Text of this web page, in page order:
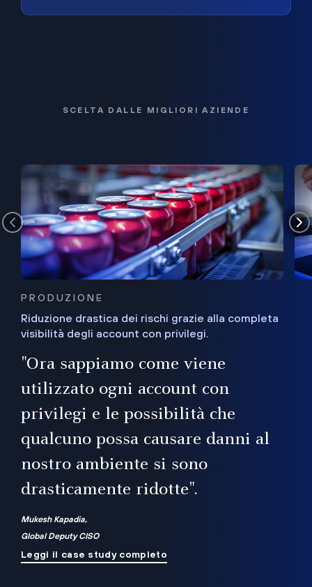
SCELTA DALLE MIGLIORI AZIENDE
PRODUZIONE
Riduzione drastica dei rischi grazie alla completa
visibilità degli account con privilegi.
"Ora sappiamo come viene
utilizzato ogni account con
privilegi e le possibilità che
qualcuno possa causare danni al
nostro ambiente si sono
drasticamente ridotte".
Mukesh Kapadia,
Global Deputy CISO
Leggi il case study completo